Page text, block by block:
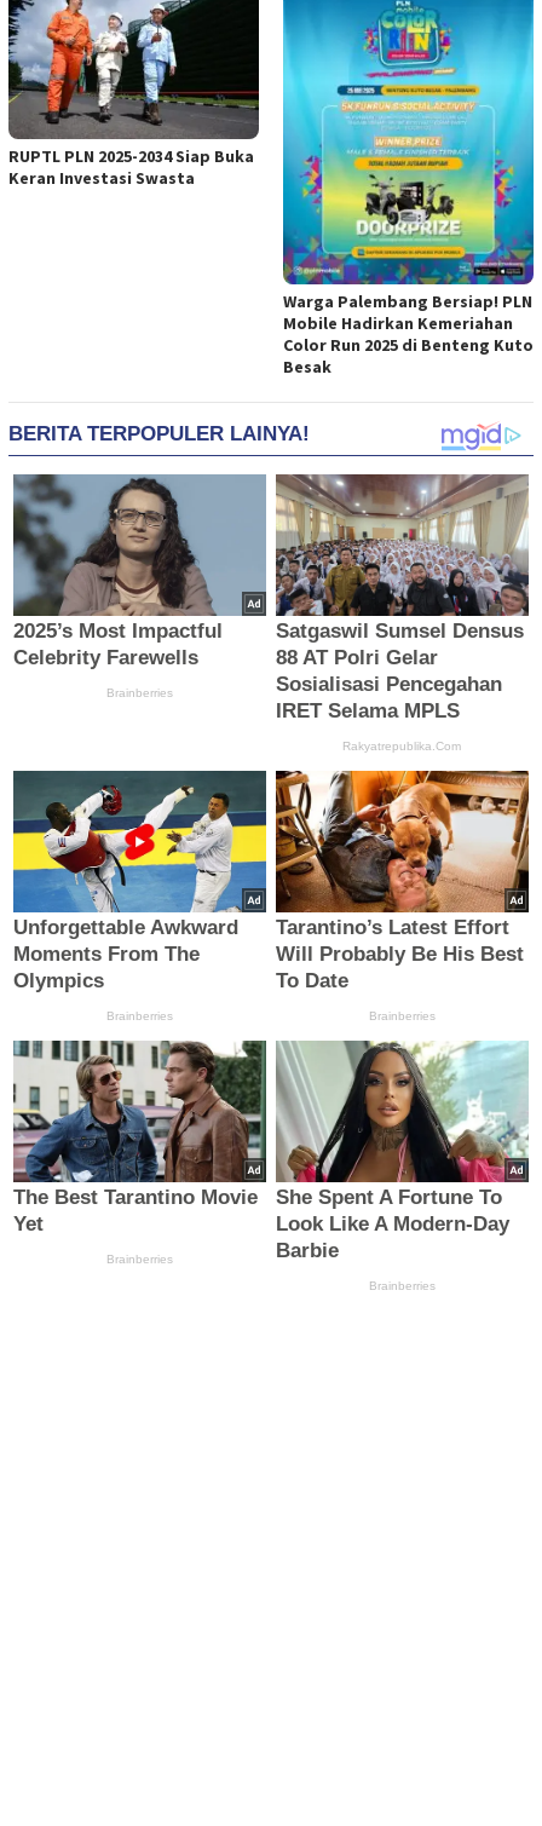
RUPTL PLN 2025-2034 Siap Buka
Keran Investasi Swasta
Warga Palembang Bersiap! PLN
Mobile Hadirkan Kemeriahan
Color Run 2025 di Benteng Kuto
Besak